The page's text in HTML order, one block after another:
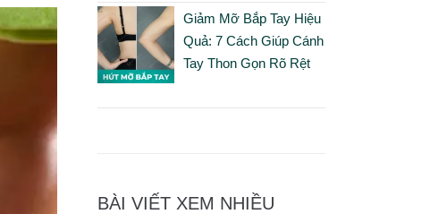
Giảm Mỡ Bắp Tay Hiệu
Quả: 7 Cách Giúp Cánh
Tay Thon Gọn Rõ Rệt
BÀI VIẾT XEM NHIỀU